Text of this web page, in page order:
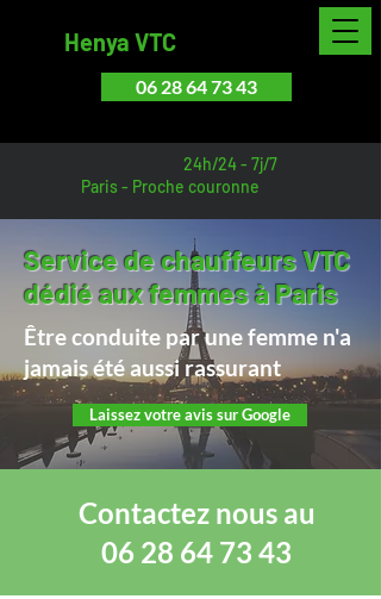
Henya VTC
06 28 64 73 43
24h/24 - 7j/7
Paris - Proche couronne
Service de chauffeurs VTC
dédié aux femmes à Paris
Être conduite par une femme n'a
jamais été aussi rassurant
Laissez votre avis sur Google
Contactez nous au
06 28 64 73 43